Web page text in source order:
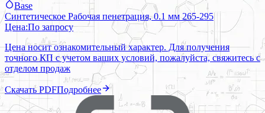
Base
Синтетическое Рабочая пенетрация, 0.1 мм 265-295
Цена:По запросу
Цена носит ознакомительный характер. Для получения
точного КП с учетом ваших условий, пожалуйста, свяжитесь с
отделом продаж
Скачать PDFПодробнее